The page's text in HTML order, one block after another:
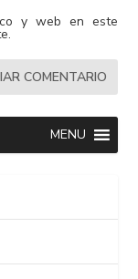
y web en este
MENU